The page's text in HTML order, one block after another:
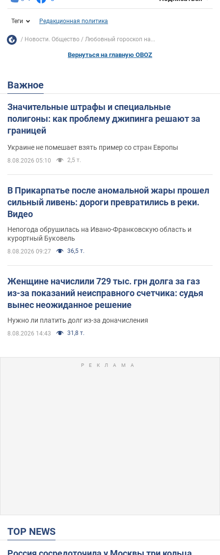
Теги Редакционная политика
Новости. Общество Любовный гороскоп на...
Вернуться на главную OBOZ
Важное
Значительные штрафы и специальные
полигоны: как проблему джипинга решают за
границей
Украине не помешает взять пример со стран Европы
8.08.2026 05:10 2,5 т.
В Прикарпатье после аномальной жары прошел
сильный ливень: дороги превратились в реки.
Видео
Непогода обрушилась на Ивано-Франковскую область и
курортный Буковель
8.08.2026 09:27 36,5 т.
Женщине начислили 729 тыс. грн долга за газ
из-за показаний неисправного счетчика: судья
вынес неожиданное решение
Нужно ли платить долг из-за доначисления
8.08.2026 14:43 31,8 т.
TOP NEWS